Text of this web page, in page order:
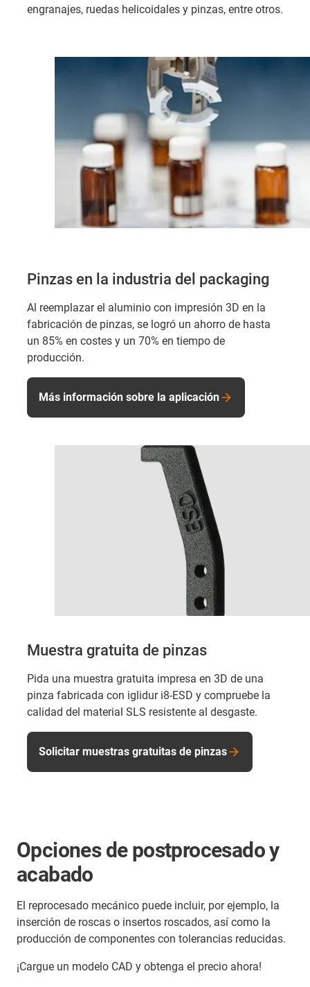
engranajes, ruedas helicoidales y pinzas, entre otros.
Pinzas en la industria del packaging
Al reemplazar el aluminio con impresión 3D en la
fabricación de pinzas, se logró un ahorro de hasta
un 85% en costes y un 70% en tiempo de
producción.
Más información sobre la aplicación
Muestra gratuita de pinzas
Pida una muestra gratuita impresa en 3D de una
pinza fabricada con iglidur i8-ESD y compruebe la
calidad del material SLS resistente al desgaste.
Solicitar muestras gratuitas de pinzas
Opciones de postprocesado y
acabado
El reprocesado mecánico puede incluir, por ejemplo, la
inserción de roscas o insertos roscados, así como la
producción de componentes con tolerancias reducidas.
¡Cargue un modelo CAD y obtenga el precio ahora!